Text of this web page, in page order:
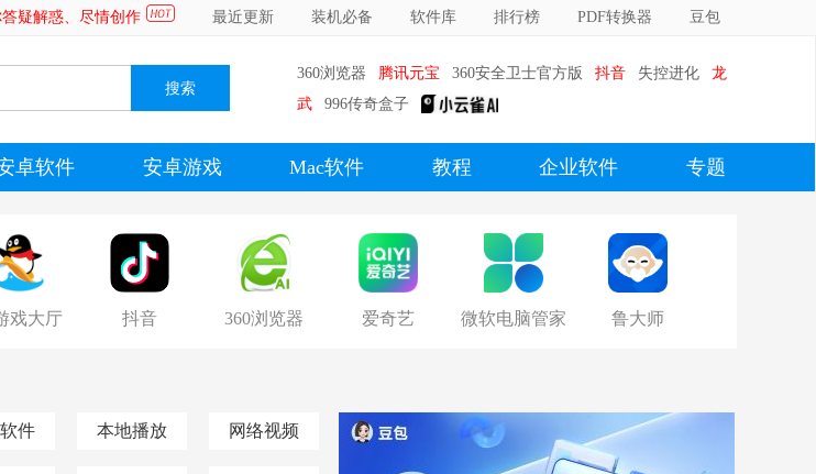
疑解惑、尽情创作 最近更新 装机必备 软件库 排行榜 PDF转换器 豆包
360浏览器 腾讯元宝 360安全卫士官方版 抖音 失控进化
龙
武
996传奇盒子
卓软件 安卓游戏 Mac软件 教程 企业软件 专题
戏大厅 抖音 360浏览器 爱奇艺 微软电脑管家 鲁大师
件 本地播放 网络视频